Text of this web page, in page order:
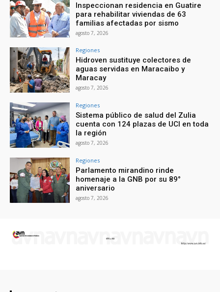
Inspeccionan residencia en Guatire
para rehabilitar viviendas de 63
familias afectadas por sismo
agosto 7, 2026
Regiones
Hidroven sustituye colectores de
aguas servidas en Maracaibo y
Maracay
agosto 7, 2026
Regiones
Sistema público de salud del Zulia
cuenta con 124 plazas de UCI en toda
la región
agosto 7, 2026
Regiones
Parlamento mirandino rinde
homenaje a la GNB por su 89°
aniversario
agosto 7, 2026